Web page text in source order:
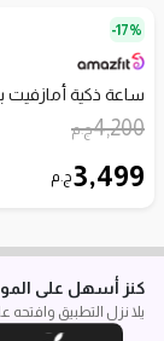
17%-
ساعة ذكية أمازفيت بيب 5 -
4,200ج.م
3,499ج.م
كنز أسهل على
يلا نزل التطبيق